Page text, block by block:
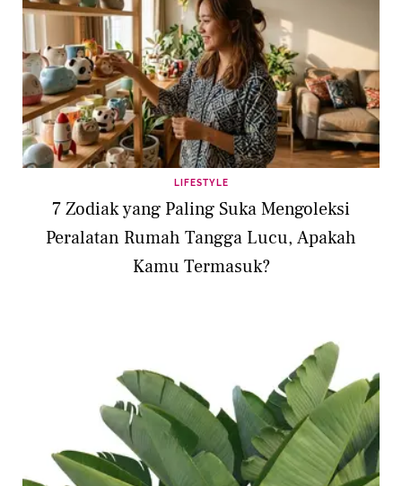
LIFESTYLE
7 Zodiak yang Paling Suka Mengoleksi
Peralatan Rumah Tangga Lucu, Apakah
Kamu Termasuk?